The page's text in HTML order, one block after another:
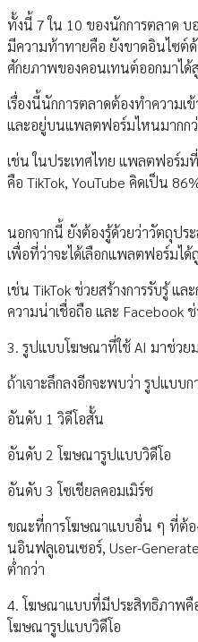
ทั้งนี้ 7 ใน 10 ของนักการตลาด บ
มีความท้าทายคือ ยังขาดอินไซต์
ศักยภาพของคอนเทนต์ออกมาได้
เรื่องนี้นักการตลาดต้องทำความเข้
และอยู่บนแพลตฟอร์มไหนมากก
เช่น ในประเทศไทย แพลตฟอร์
คือ TikTok, YouTube คิดเป็น
นอกจากนี้ ยังต้องรู้ด้วยว่าวัตถุปร
เพื่อที่ว่าจะได้เลือกแพลตฟอร์มได้
เช่น TikTok ช่วยสร้างการรับรู้ แล
ความน่าเชื่อถือ และ Facebook
3. รูปแบบโฆษณาที่ใช้ AI มาช่วย
ถ้าเจาะลึกลงอีกจะพบว่า รูปแบบ
อันดับ 1 วิดีโอสั้น
อันดับ 2 โฆษณารูปแบบวิดีโอ
อันดับ 3 โซเชียลคอมเมิร์ซ
ขณะที่การโฆษณาแบบอื่น ๆ ที่ต้อ
นอินฟลูเอนเซอร์, User-
ต่ำกว่า
4. โฆษณาแบบที่มีประสิทธิภาพคื
โฆษณารูปแบบวิดีโอ